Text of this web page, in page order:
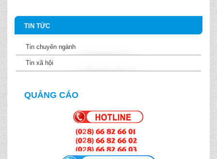
TIN TỨC
Tin chuyên ngành
Tin xã hội
QUẢNG CÁO